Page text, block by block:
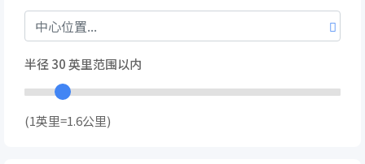
半径30英里范围以内
(1英里=1.6公里)